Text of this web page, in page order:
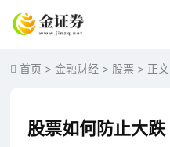
首页 >金融财经 > 股票 > 正文
股票如何防止大跌